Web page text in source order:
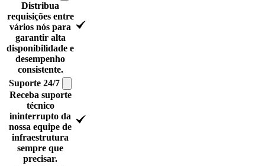
Distribua
requisições entre
vários nós para
garantir alta
disponibilidade e
desempenho
consistente.
Suporte 24/7
Receba suporte
técnico
ininterrupto da
nossa equipe de
infraestrutura
sempre que
precisar.